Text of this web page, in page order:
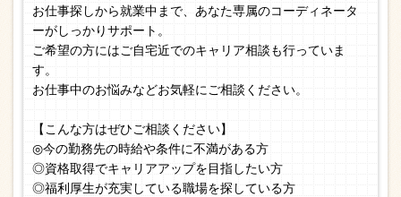
お仕事探しから就業中まで、あなた専属のコーディネータ
ーがしっかりサポート。
ご希望の方にはご自宅近でのキャリア相談も行っていま
す。
お仕事中のお悩みなどお気軽にご相談ください。
【こんな方はぜひご相談ください】
◎今の勤務先の時給や条件に不満がある方
◎資格取得でキャリアアップを目指したい方
◎福利厚生が充実している職場を探している方